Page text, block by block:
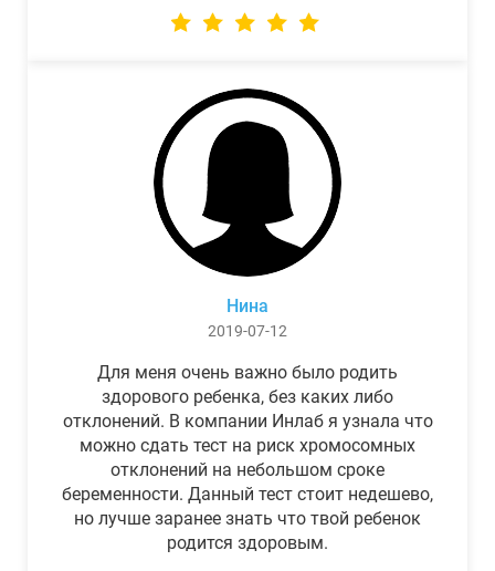
Нина
2019-07-12
Для меня очень важно было родить
здорового ребенка, без каких либо
отклонений. В компании Инлаб я узнала что
можно сдать тест на риск хромосомных
отклонений на небольшом сроке
беременности. Данный тест стоит недешево,
но лучше заранее знать что твой ребенок
родится здоровым.